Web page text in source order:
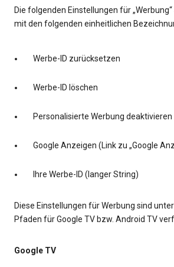
Die folgenden Einstellungen für
mit den folgenden einheitlichen
Werbe-ID zurücksetzen
Werbe-ID löschen
Personalisierte Werbung
Google Anzeigen (Link zu „Google
Ihre Werbe-ID (langer String)
Diese Einstellungen für Werbung sind
Pfaden für Google TV bzw. Android TV
Google TV